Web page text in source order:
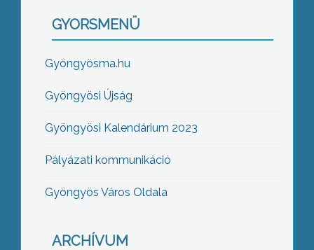
GYORSMENÜ
Gyöngyösma.hu
Gyöngyösi Újság
Gyöngyösi Kalendárium 2023
Pályázati kommunikáció
Gyöngyös Város Oldala
ARCHÍVUM